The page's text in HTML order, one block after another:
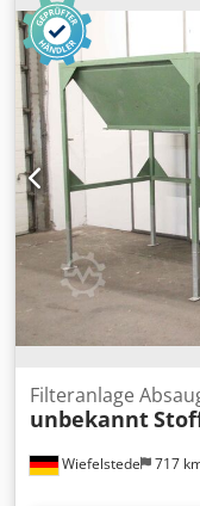
Entstaubungsanlage
2135/2135/H2030
Trichtergestell:
Getriebemotor: 2,2
x 220 mm -
Absauggebläse
890 kg
Wiefelstede 717
Filteranlage
unbekannt